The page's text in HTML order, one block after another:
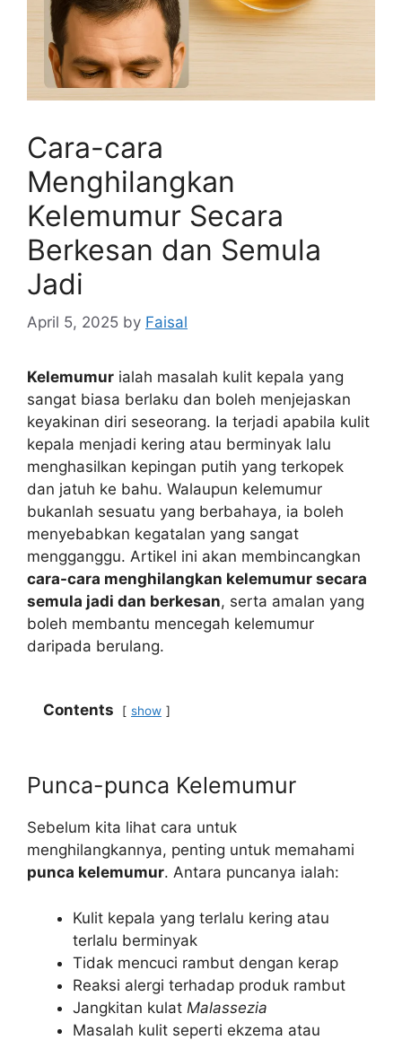
Cara-cara
Menghilangkan
Kelemumur Secara
Berkesan dan Semula
Jadi
April 5, 2025 by Faisal
Kelemumur ialah masalah kulit kepala yang
sangat biasa berlaku dan boleh menjejaskan
keyakinan diri seseorang. Ia terjadi apabila kulit
kepala menjadi kering atau berminyak lalu
menghasilkan kepingan putih yang terkopek
dan jatuh ke bahu. Walaupun kelemumur
bukanlah sesuatu yang berbahaya, ia boleh
menyebabkan kegatalan yang sangat
mengganggu. Artikel ini akan membincangkan
cara-cara menghilangkan kelemumur secara
semula jadi dan berkesan, serta amalan yang
boleh membantu mencegah kelemumur
daripada berulang.
Contents show
Punca-punca Kelemumur
Sebelum kita lihat cara untuk
menghilangkannya, penting untuk memahami
punca kelemumur. Antara puncanya ialah:
Kulit kepala yang terlalu kering atau
terlalu berminyak
Tidak mencuci rambut dengan kerap
Reaksi alergi terhadap produk rambut
Jangkitan kulat Malassezia
Masalah kulit seperti ekzema atau